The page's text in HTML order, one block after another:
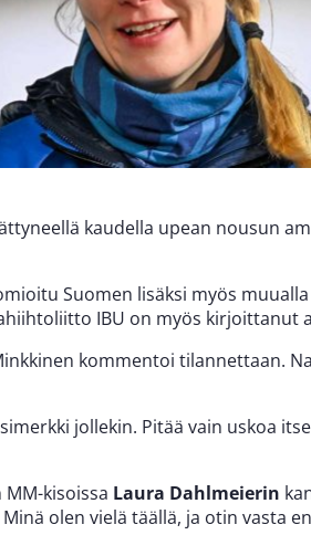
kaudella upean nousun
Suomen lisäksi myös
IBU on myös kirjoittanut
kommentoi tilannettaan.
jollekin. Pitää vain uskoa
kisoissa Laura Dahlmeierin
olen vielä täällä, ja otin vasta